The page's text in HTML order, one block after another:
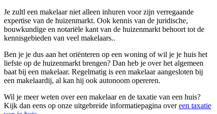
Je zultl een makelaar niet alleen inhuren voor zijn verregaande
expertise van de huizenmarkt. Ook kennis van de juridische,
bouwkundige en notariële kant van de huizenmarkt behoort tot de
kennisgebieden van veel makelaars..
Ben je je dus aan het oriënteren op een woning of wil je je huis het
liefste op de huizenmarkt brengen? Dan heb je over het algemeen
baat bij een makelaar. Regelmatig is een makelaar aangesloten bij
een makelaardij, al kan hij ook autonoom opereren.
Wil je meer weten over een makelaar en de taxatie van een huis?
Kijk dan eens op onze uitgebreide informatiepagina overeen taxatie